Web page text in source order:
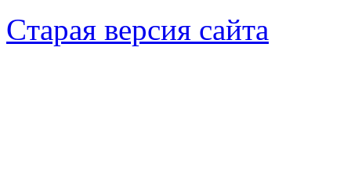
Cтарая версия сайта